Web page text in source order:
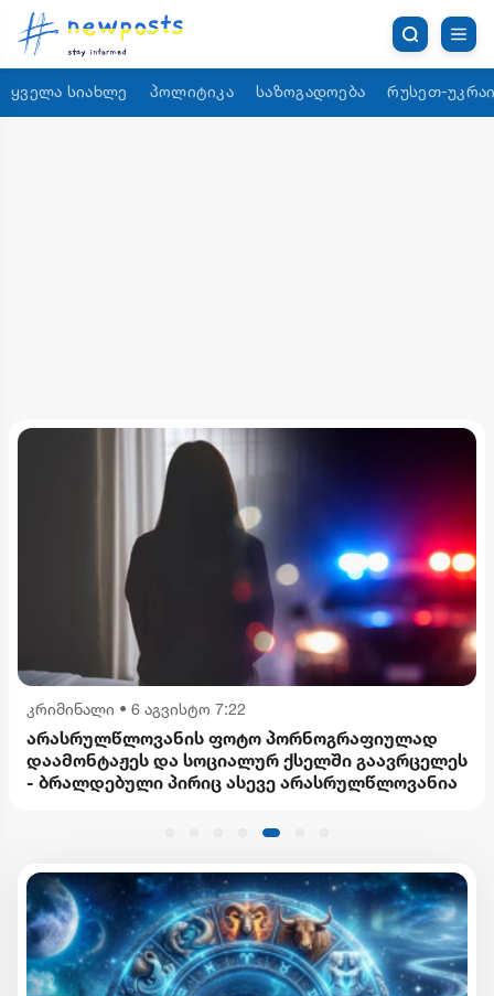
ყველა სიახლე პოლიტიკა საზოგადოება რუსეთ-
კრიმინალი • 6 აგვისტო 7:22
არასრულწლოვანის ფოტო პორნოგრაფიულად
დაამონტაჟეს და სოციალურ ქსელში გაავრცელეს
- ბრალდებული პირიც ასევე არასრულწლოვანია